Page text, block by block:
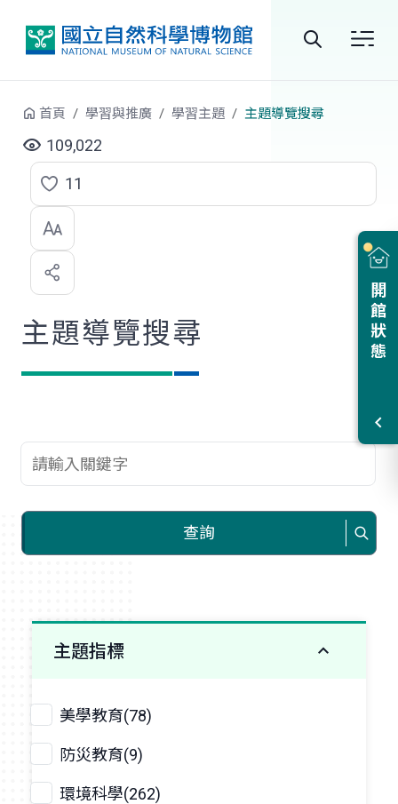
站
尋
開館狀態
首頁 學習與推廣 學習主題 主題導覽搜尋
109,022
點
選
喜
歡
11
主題導覽搜尋
查詢關鍵字
查詢
主題指標
美學教育(78)
防災教育(9)
環境科學(262)